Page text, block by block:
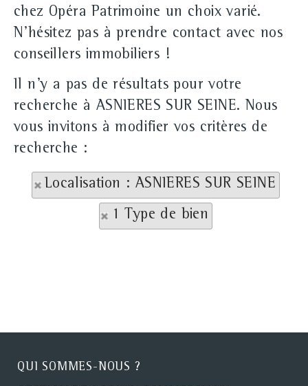
chez Opéra Patrimoine un choix varié.
N'hésitez pas à prendre contact avec nos
conseillers immobiliers !
Il n'y a pas de résultats pour votre
recherche à ASNIERES SUR SEINE. Nous
vous invitons à modifier vos critères de
recherche :
Localisation : ASNIERES SUR SEINE
1 Type de bien
QUI SOMMES-NOUS ?